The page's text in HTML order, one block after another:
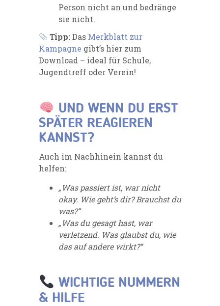
Person nicht an und bedränge
sie nicht.
Tipp:Das Merkblatt zur
Kampagne gibt’s hier zum
Download – ideal für Schule,
Jugendtreff oder Verein!
UND WENN DU ERST
SPÄTER REAGIEREN
KANNST?
Auch im Nachhinein kannst du
helfen:
„Was passiert ist, war nicht
okay. Wie geht’s dir? Brauchst du
was?“
„Was du gesagt hast, war
verletzend. Was glaubst du, wie
das auf andere wirkt?“
WICHTIGE NUMMERN
& HILFE